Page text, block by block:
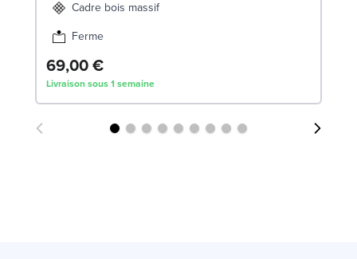
Cadre bois massif
Ferme
69,00 €
Livraison sous 1 semaine